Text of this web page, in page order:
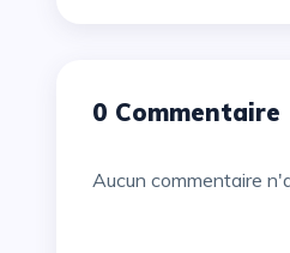
0 Commentaire
Aucun commentaire